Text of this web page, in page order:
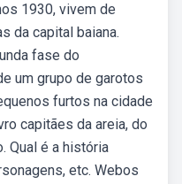
1930, vivem de
da capital baiana.
fase do
um grupo de garotos
furtos na cidade
capitães da areia, do
Qual é a história
etc. Webos